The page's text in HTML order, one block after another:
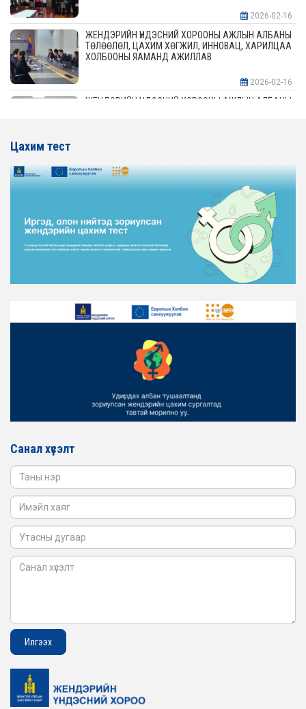
2026-02-16
ЖЕНДЭРИЙН ҮНДЭСНИЙ ХОРООНЫ АЖЛЫН АЛБАНЫ
ТӨЛӨӨЛӨЛ, ЦАХИМ ХӨГЖИЛ, ИННОВАЦ, ХАРИЛЦАА
ХОЛБООНЫ ЯАМАНД АЖИЛЛАВ
2026-02-16
ЖЕНДЭРИЙН ҮНДЭСНИЙ ХОРООНЫ АЖЛЫН АЛБАНЫ
ЖЕНДЭРИЙН ҮНДЭСНИЙ ХОРООНЫ АЖЛЫН АЛБАНЫ
ТӨЛӨӨЛӨЛ ХОТ БАЙГУУЛАЛТ, БАРИЛГА, ОРОН
СУУЦЖУУЛАЛТЫН ЯАМАНД АЖИЛЛАВ
2026-02-16
ЖЕНДЭРИЙН ЭРХ ТЭГШ БАЙДЛЫГ ХАНГАХ ҮЙЛ
АЖИЛЛАГААГ ЭРЧИМЖҮҮЛЭХ САРЫН ХУВААРЬТАЙ
2026-02-16
ТӨЛӨӨЛӨЛ ЗАМ ТЭЭВРИЙН ЯАМАНД АЖИЛЛАВ
ЖЕНДЭРИЙН ҮНДЭСНИЙ ХОРООНЫ АЖЛЫН АЛБАНЫ
ТӨЛӨӨЛӨЛ БАТЛАН ХАМГААЛАХ ЯАМАНД
Цахим тест
Санал хүсэлт